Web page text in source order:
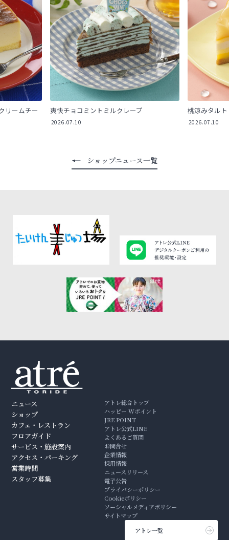
リームチー 爽快チョコミントミルクレープ
2026.07.10
桃涼みタル
2026.07.10
ショップニュース一覧
ニュース
ショップ
カフェ・レストラン
フロアガイド
サービス・施設案内
アクセス・パーキング
営業時間
スタッフ募集
アトレ総合トップ
ハッピー Wポイント
JRE POINT
アトレ公式LINE
よくあるご質問
お問合せ
企業情報
採用情報
ニュースリリース
電子公告
プライバシーポリシー
Cookieポリシー
ソーシャルメディアポリシー
サイトマップ
アトレ一覧